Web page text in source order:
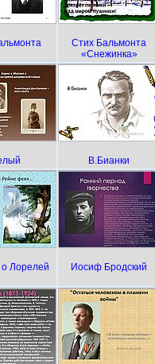
Стих Бальмонта
«Снежинка»
В.Бианки
о Лорелей Иосиф Бродский